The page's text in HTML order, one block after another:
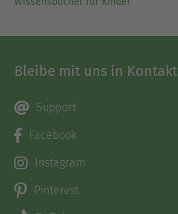
Bleibe mit uns in Kontakt
Support
Facebook
Instagram
Pinterest